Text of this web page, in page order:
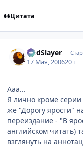
Цитата
GodSlayer
17 Мая, 200620 г
Ааа...
Я лично кроме серии
же "Дорогу ярости"
переиздание - "В
английском читать)
взглянуть на